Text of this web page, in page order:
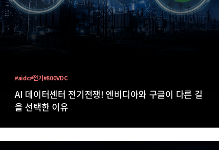
AI 데이터센터 전기전쟁! 엔비디아와 구글이 다른 길
을 선택한 이유
#aidc#전기#800VDC